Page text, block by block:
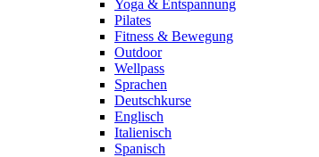
Yoga & Entspannung
Pilates
Fitness & Bewegung
Outdoor
Wellpass
Sprachen
Deutschkurse
Englisch
Italienisch
Spanisch